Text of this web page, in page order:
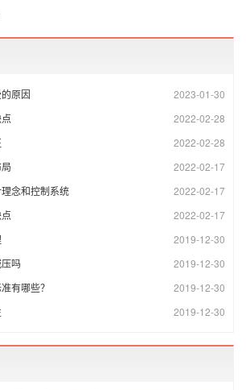
2023-01-30
原因
2022-02-28
2022-02-28
2022-02-17
2022-02-17
念和控制系统
2022-02-17
2019-12-30
2019-12-30
吗
2019-12-30
有哪些？
2019-12-30